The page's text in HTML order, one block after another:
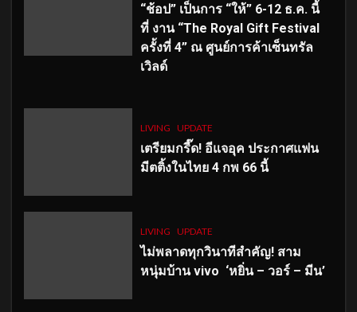
“ช้อป” เป็นการ “ให้” 6-12 ธ.ค. นี้
ที่ งาน “The Royal Gift Festival
ครั้งที่ 4” ณ ศูนย์การค้าเซ็นทรัล
เวิลด์
LIVING UPDATE
เตรียมกรี๊ด! อีแจอุค ประกาศแฟน
มีตติ้งในไทย 4 กพ 66 นี้
LIVING UPDATE
ไม่พลาดทุกวินาทีสำคัญ! สาม
หนุ่มบ้าน vivo ‘หยิ่น – วอร์ – มีน’